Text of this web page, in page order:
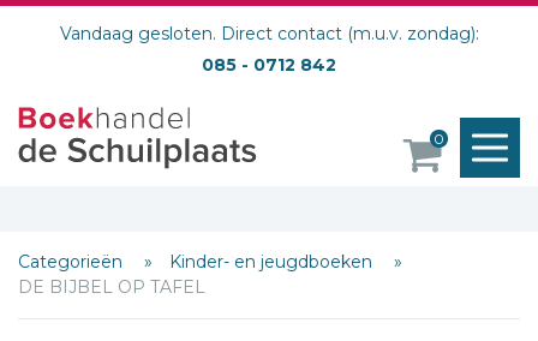
Vandaag gesloten. Direct contact (m.u.v. zondag):
085 - 0712 842
0
Categorieën
Kinder- en jeugdboeken
DE BIJBEL OP TAFEL